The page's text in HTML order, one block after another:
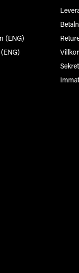
(ENG)